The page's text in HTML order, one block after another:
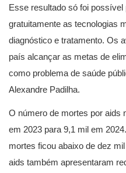
Esse resultado só foi
gratuitamente as tecnologias
diagnóstico e tratamento. Os
país alcançar as metas de
como problema de saúde
Alexandre Padilha.
O número de mortes por aids
em 2023 para 9,1 mil em
mortes ficou abaixo de dez
aids também apresentaram